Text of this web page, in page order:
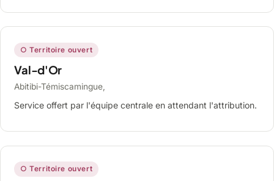
○ Territoire ouvert
Val-d'Or
Abitibi-Témiscamingue,
Service offert par l'équipe centrale en attendant l'attribution.
○ Territoire ouvert